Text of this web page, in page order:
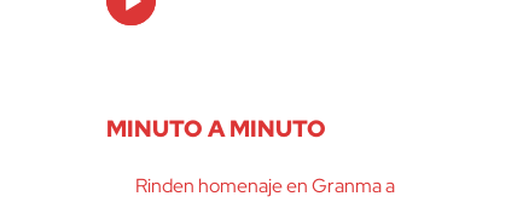
Player
MINUTO A MINUTO
Rinden homenaje en Granma a